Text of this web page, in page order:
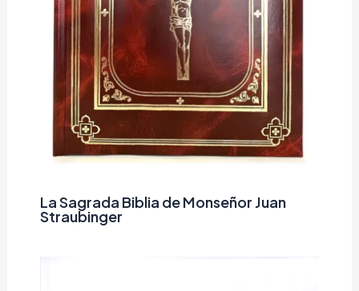
La Sagrada Biblia de Monseñor Juan
Straubinger